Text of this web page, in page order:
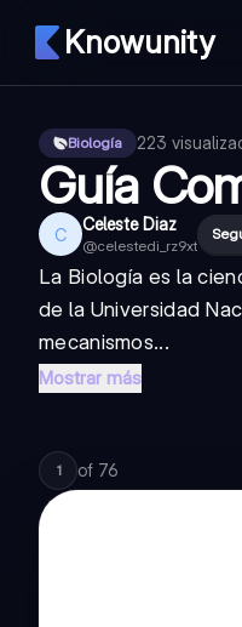
Knowunity
Biología 223
Guía
C Celeste Diaz
@celestedi_rz9xt
La Biología es la
de la Universidad
mecanismos...
Mostrar más
1 of 76